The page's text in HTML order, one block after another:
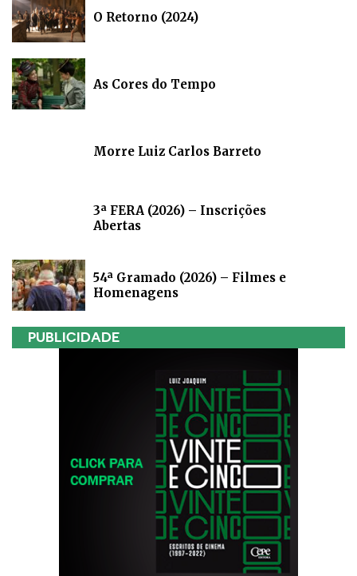
O Retorno (2024)
As Cores do Tempo
Morre Luiz Carlos Barreto
3ª FERA (2026) – Inscrições
Abertas
54ª Gramado (2026) – Filmes e
Homenagens
PUBLICIDADE